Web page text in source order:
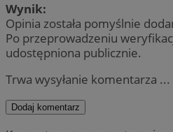
Wynik:
Opinia została pomyślnie
Po przeprowadzeniu
udostępniona publicznie.
Trwa wysyłanie komentarza ...
Dodaj komentarz